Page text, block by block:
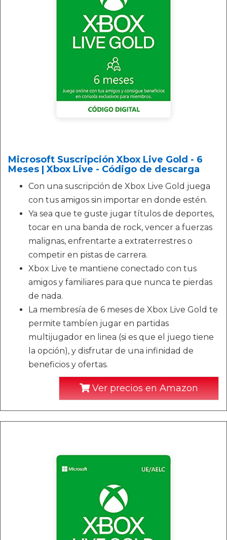
Microsoft Suscripción Xbox Live Gold - 6
Meses | Xbox Live - Código de descarga
Con una suscripción de Xbox Live Gold juega
con tus amigos sin importar en donde estén.
Ya sea que te guste jugar títulos de deportes,
tocar en una banda de rock, vencer a fuerzas
malignas, enfrentarte a extraterrestres o
competir en pistas de carrera.
Xbox Live te mantiene conectado con tus
amigos y familiares para que nunca te pierdas
de nada.
La membresía de 6 meses de Xbox Live Gold te
permite tambíen jugar en partidas
multijugador en linea (si es que el juego tiene
la opción), y disfrutar de una infinidad de
beneficios y ofertas.
Ver precios en Amazon